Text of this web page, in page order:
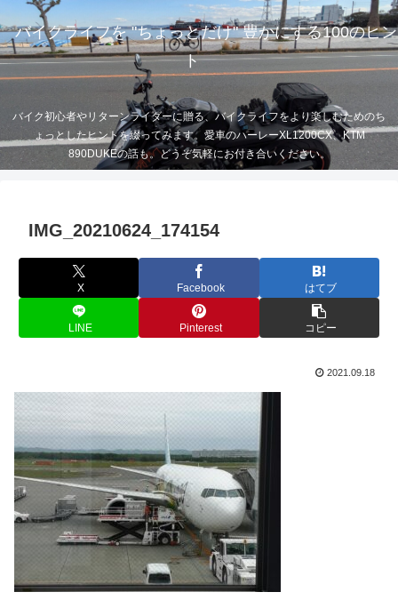
バイクライフを "ちょっとだけ" 豊かにする100のヒン
ト
バイク初心者やリターンライダーに贈る、バイクライフをより楽しむためのち
ょっとしたヒントを綴ってみます。愛車のハーレーXL1200CX、KTM
890DUKEの話も。どうぞ気軽にお付き合いください。
IMG_20210624_174154
X Facebook はてブ
LINE Pinterest コピー
2021.09.18